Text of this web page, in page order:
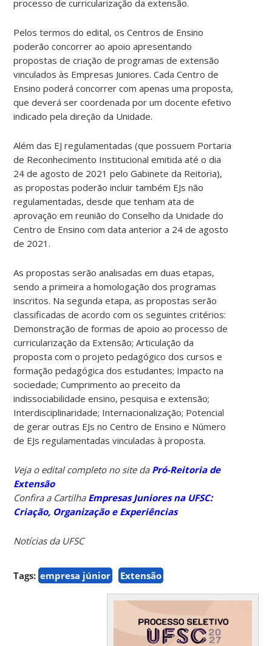
processo de curricularização da extensão.
Pelos termos do edital, os Centros de Ensino
poderão concorrer ao apoio apresentando
propostas de criação de programas de extensão
vinculados às Empresas Juniores. Cada Centro de
Ensino poderá concorrer com apenas uma proposta,
que deverá ser coordenada por um docente efetivo
indicado pela direção da Unidade.
Além das EJ regulamentadas (que possuem Portaria
de Reconhecimento Institucional emitida até o dia
24 de agosto de 2021 pelo Gabinete da Reitoria),
as propostas poderão incluir também EJs não
regulamentadas, desde que tenham ata de
aprovação em reunião do Conselho da Unidade do
Centro de Ensino com data anterior a 24 de agosto
de 2021.
As propostas serão analisadas em duas etapas,
sendo a primeira a homologação dos programas
inscritos. Na segunda etapa, as propostas serão
classificadas de acordo com os seguintes critérios:
Demonstração de formas de apoio ao processo de
curricularização da Extensão; Articulação da
proposta com o projeto pedagógico dos cursos e
formação pedagógica dos estudantes; Impacto na
sociedade; Cumprimento ao preceito da
indissociabilidade ensino, pesquisa e extensão;
Interdisciplinaridade; Internacionalização; Potencial
de gerar outras EJs no Centro de Ensino e Número
de EJs regulamentadas vinculadas à proposta.
Veja o edital completo no site da Pró-Reitoria de
Extensão
Confira a Cartilha Empresas Juniores na UFSC:
Criação, Organização e Experiências
Notícias da UFSC
Tags: empresa júnior Extensão